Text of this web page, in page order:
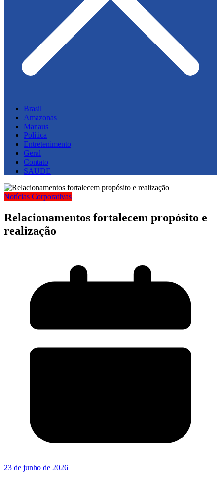
Brasil
Amazonas
Manaus
Política
Entretenimento
Geral
Contato
SAUDE
Notícias Corporativas
Relacionamentos fortalecem propósito e
realização
23 de junho de 2026